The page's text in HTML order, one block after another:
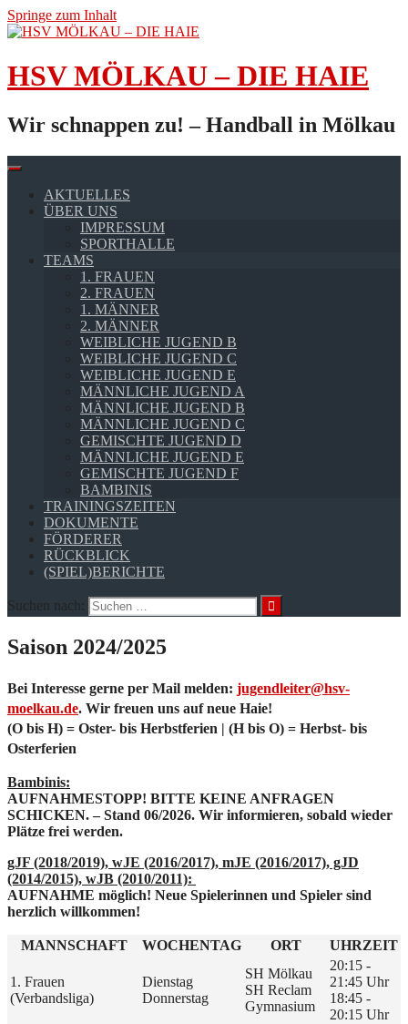
Springe zum Inhalt
HSV MÖLKAU – DIE HAIE
Wir schnappen zu! – Handball in Mölkau
AKTUELLES
ÜBER UNS
IMPRESSUM
SPORTHALLE
TEAMS
1. FRAUEN
2. FRAUEN
1. MÄNNER
2. MÄNNER
WEIBLICHE JUGEND B
WEIBLICHE JUGEND C
WEIBLICHE JUGEND E
MÄNNLICHE JUGEND A
MÄNNLICHE JUGEND B
MÄNNLICHE JUGEND C
GEMISCHTE JUGEND D
MÄNNLICHE JUGEND E
GEMISCHTE JUGEND F
BAMBINIS
TRAININGSZEITEN
DOKUMENTE
FÖRDERER
RÜCKBLICK
(SPIEL)BERICHTE
Suchen nach:
Saison 2024/2025
Bei Interesse gerne per Mail melden: jugendleiter@hsv-
moelkau.de. Wir freuen uns auf neue Haie!
(O bis H) = Oster- bis Herbstferien | (H bis O) = Herbst- bis
Osterferien
Bambinis:
AUFNAHMESTOPP! BITTE KEINE ANFRAGEN
SCHICKEN. – Stand 06/2026. Wir informieren, sobald wieder
Plätze frei werden.
gJF (2018/2019), wJE (2016/2017), mJE (2016/2017), gJD
(2014/2015), wJB (2010/2011):
AUFNAHME möglich! Neue Spielerinnen und Spieler sind
herzlich willkommen!
MANNSCHAFT WOCHENTAG ORT UHRZEIT
1. Frauen
(Verbandsliga)
Dienstag
Donnerstag
SH Mölkau
SH Reclam
Gymnasium
20:15 -
21:45 Uhr
18:45 -
20:15 Uhr